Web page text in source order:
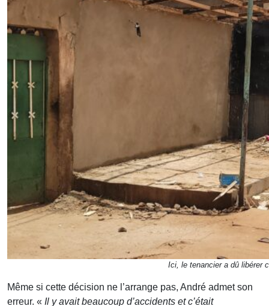
Ici, le tenancier a dû libérer
Même si cette décision ne l’arrange pas, André admet son
erreur. « Il y avait beaucoup d’accidents et c’était